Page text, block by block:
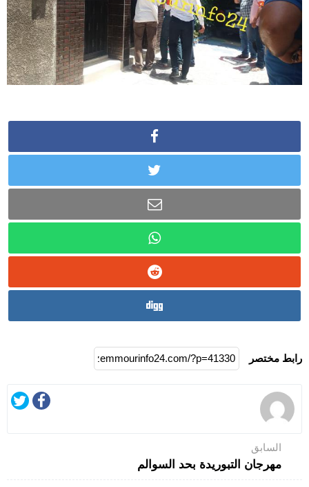
رابط مختصر
السابق
مهرجان التبوريدة بحد السوالم